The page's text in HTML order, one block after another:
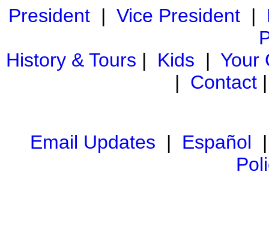
President| Vice President|
History & Tours | Kids | Your
| Contact
Email Updates | Español